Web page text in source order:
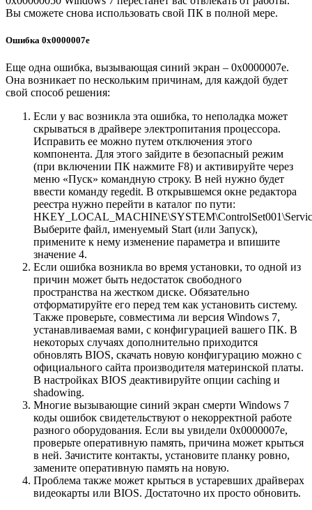
Вы сможете снова использовать свой ПК в полной мере.
Ошибка 0x0000007e
Еще одна ошибка, вызывающая синий экран – 0x0000007e.
Она возникает по нескольким причинам, для каждой будет
свой способ решения:
Если у вас возникла эта ошибка, то неполадка может
скрываться в драйвере электропитания процессора.
Исправить ее можно путем отключения этого
компонента. Для этого зайдите в безопасный режим
(при включении ПК нажмите F8) и активируйте через
меню «Пуск» командную строку. В ней нужно будет
ввести команду regedit. В открывшемся окне редактора
реестра нужно перейти в каталог по пути:
Выберите файл, именуемый Start (или Запуск),
примените к нему изменение параметра и впишите
значение 4.
Если ошибка возникла во время установки, то одной из
причин может быть недостаток свободного
пространства на жестком диске. Обязательно
отформатируйте его перед тем как установить систему.
Также проверьте, совместима ли версия Windows 7,
устанавливаемая вами, с конфигурацией вашего ПК. В
некоторых случаях дополнительно приходится
обновлять BIOS, скачать новую конфигурацию можно с
официального сайта производителя материнской платы.
В настройках BIOS деактивируйте опции caching и
shadowing.
Многие вызывающие синий экран смерти Windows 7
коды ошибок свидетельствуют о некорректной работе
разного оборудования. Если вы увидели 0x0000007e,
проверьте оперативную память, причина может крыться
в ней. Зачистите контакты, установите планку ровно,
замените оперативную память на новую.
Проблема также может крыться в устаревших драйверах
видеокарты или BIOS. Достаточно их просто обновить.